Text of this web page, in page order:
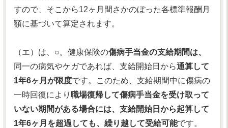
すので、そこから12ヶ月間さかのぼった各標準報酬月
額に基づいて算定されます。
（エ）は、○。健康保険の傷病手当金の支給期間は、
同一の病気やケガであれば、支給開始日から通算して
1年6ヶ月が限度です。このため、支給期間中に傷病の
一時回復により 職場復帰して傷病手当金を受け取って
いない期間がある場合には、支給開始日から起算して
1年6ヶ月を超過しても、繰り越して受給可能です。